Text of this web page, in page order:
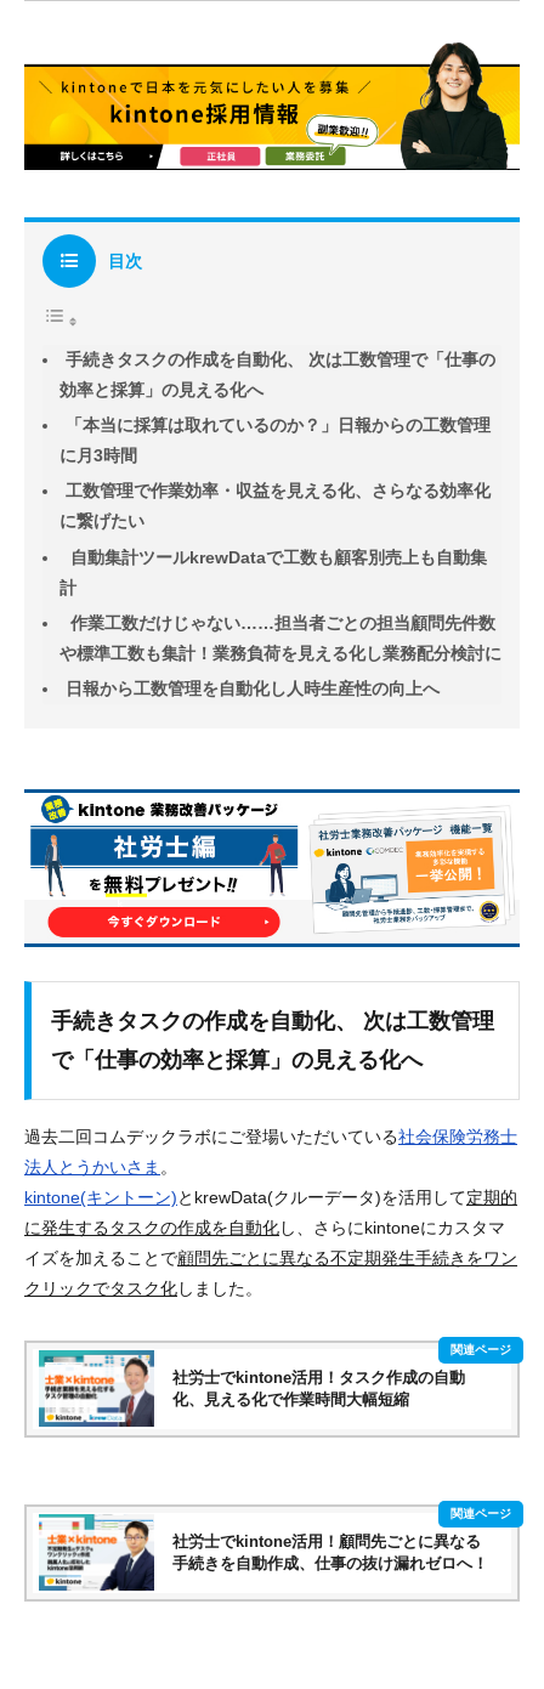
目次
手続きタスクの作成を自動化、 次は工数管理で「仕事の
効率と採算」の見える化へ
「本当に採算は取れているのか？」日報からの工数管理
に月3時間
工数管理で作業効率・収益を見える化、さらなる効率化
に繋げたい
自動集計ツールkrewDataで工数も顧客別売上も自動集
計
作業工数だけじゃない……担当者ごとの担当顧問先件数
や標準工数も集計！業務負荷を見える化し業務配分検討に
日報から工数管理を自動化し人時生産性の向上へ
手続きタスクの作成を自動化、 次は工数管理
で「仕事の効率と採算」の見える化へ
過去二回コムデックラボにご登場いただいている社会保険労務士
法人とうかいさま 。
kintone(キントーン)とkrewData(クルーデータ)を活用して定期的
に発生するタスクの作成を自動化し、さらにkintoneにカスタマ
イズを加えることで顧問先ごとに異なる不定期発生手続きをワン
クリックでタスク化しました。
社労士でkintone活用！タスク作成の自動
化、見える化で作業時間大幅短縮
社労士でkintone活用！顧問先ごとに異なる
手続きを自動作成、仕事の抜け漏れゼロへ！